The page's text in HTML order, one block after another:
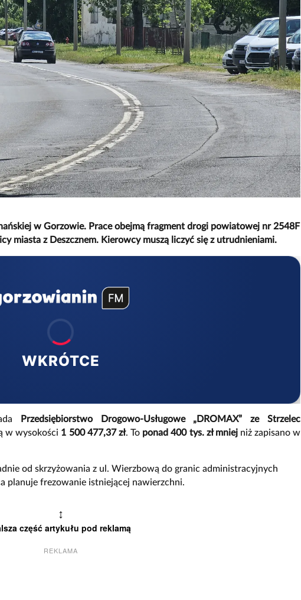
w Gorzowie. Prace obejmą fragment drogi powiatowej nr 2548F
miasta z Deszcznem. Kierowcy muszą liczyć się z utrudnieniami.
WKRÓTCE
Przedsiębiorstwo Drogowo-Usługowe „DROMAX” ze Strzelec
w wysokości 1 500 477,37 zł. To ponad 400 tys. zł mniejniż zapisano w
od skrzyżowania z ul. Wierzbową do granic administracyjnych
planuje frezowanie istniejącej nawierzchni.
↕
część artykułu pod reklamą
REKLAMA